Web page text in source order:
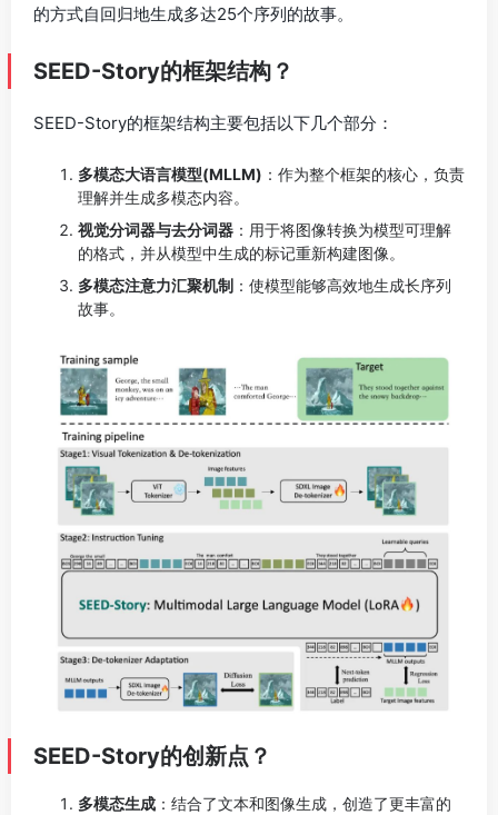
的方式自回归地生成多达25个序列的故事。
SEED-Story的框架结构？
SEED-Story的框架结构主要包括以下几个部分：
多模态大语言模型(MLLM) ：作为整个框架的核心，负责
理解并生成多模态内容。
视觉分词器与去分词器 ：用于将图像转换为模型可理解
的格式，并从模型中生成的标记重新构建图像。
多模态注意力汇聚机制 ：使模型能够高效地生成长序列
故事。
SEED-Story的创新点？
多模态生成 ：结合了文本和图像生成，创造了更丰富的